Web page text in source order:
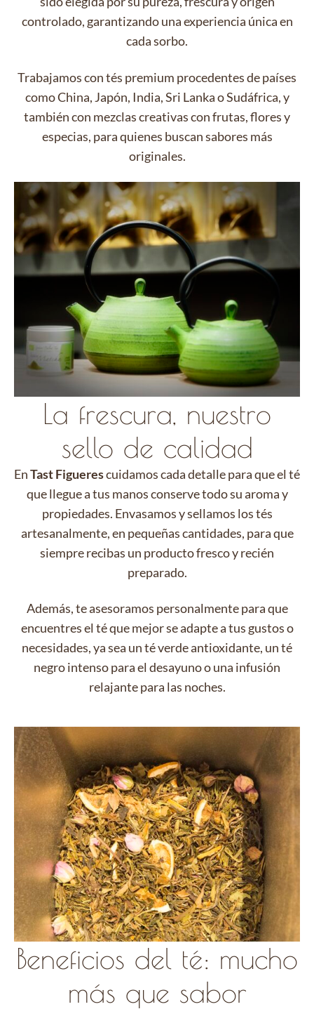
controlado, garantizando una experiencia única en
cada sorbo.
Trabajamos con tés premium procedentes de países
como China, Japón, India, Sri Lanka o Sudáfrica, y
también con mezclas creativas con frutas, flores y
especias, para quienes buscan sabores más
originales.
La frescura, nuestro
sello de calidad
EnTast Figuerescuidamos cada detalle para que el té
que llegue a tus manos conserve todo su aroma y
propiedades. Envasamos y sellamos los tés
artesanalmente, en pequeñas cantidades, para que
siempre recibas un producto fresco y recién
preparado.
Además, te asesoramos personalmente para que
encuentres el té que mejor se adapte a tus gustos o
necesidades, ya sea un té verde antioxidante, un té
negro intenso para el desayuno o una infusión
relajante para las noches.
Beneficios del té: mucho
más que sabor